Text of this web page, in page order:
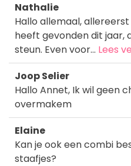
Nathalie
Hallo allemaal,
heeft gevonden dit jaar,
steun. Even voor... Lees
Joop Selier
Hallo Annet, Ik wil geen
overmakem
Elaine
Kan je ook een combi
staafjes?